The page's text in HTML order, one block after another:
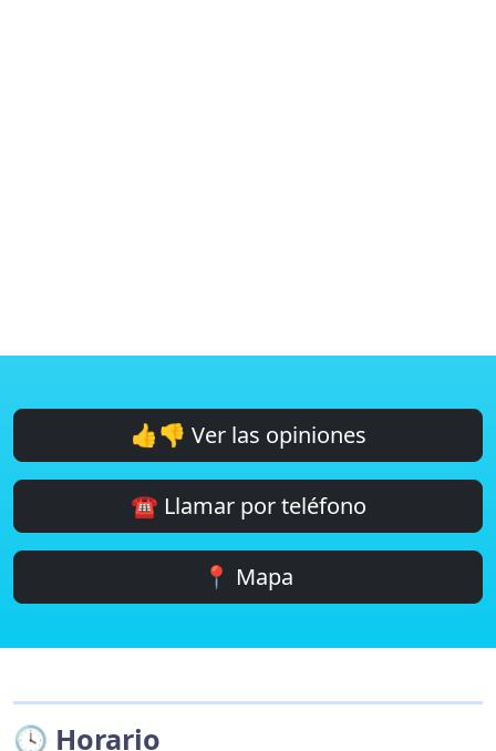
👍👎 Ver las opiniones
☎️ Llamar por teléfono
📍 Mapa
🕓 Horario